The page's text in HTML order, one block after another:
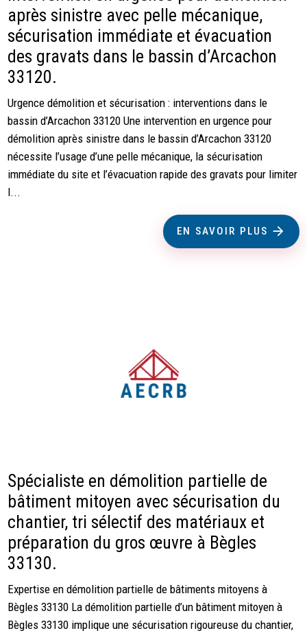
après sinistre avec pelle mécanique,
sécurisation immédiate et évacuation
des gravats dans le bassin d’Arcachon
33120.
Urgence démolition et sécurisation : interventions dans le
bassin d’Arcachon 33120 Une intervention en urgence pour
démolition après sinistre dans le bassin d’Arcachon 33120
nécessite l’usage d’une pelle mécanique, la sécurisation
immédiate du site et l’évacuation rapide des gravats pour limiter
l...
EN SAVOIR PLUS
Spécialiste en démolition partielle de
bâtiment mitoyen avec sécurisation du
chantier, tri sélectif des matériaux et
préparation du gros œuvre à Bègles
33130.
Expertise en démolition partielle de bâtiments mitoyens à
Bègles 33130 La démolition partielle d’un bâtiment mitoyen à
Bègles 33130 implique une sécurisation rigoureuse du chantier,